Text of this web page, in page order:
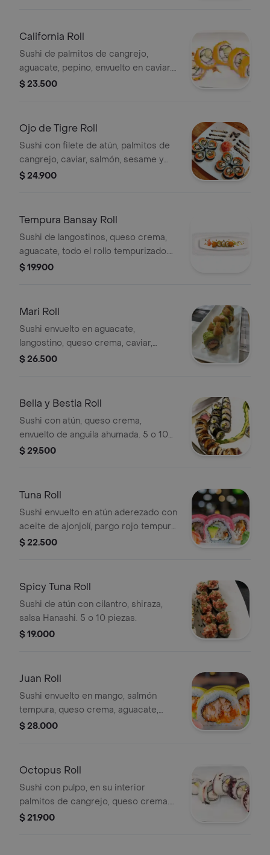
California Roll
Sushi de palmitos de cangrejo,
aguacate, pepino, envuelto en caviar.
5 o 10 piezas.
$ 23.500
Ojo de Tigre Roll
Sushi con filete de atún, palmitos de
cangrejo, caviar, salmón, sesame y
aderezado en salsa Hanashi. 5 o 10
$ 24.900
Tempura Bansay Roll
Sushi de langostinos, queso crema,
aguacate, todo el rollo tempurizado.
Por 5 o 10 piezas.
$ 19.900
Mari Roll
Sushi envuelto en aguacate,
langostino, queso crema, caviar,
mango. Por 5 o 10 piezas.
$ 26.500
Bella y Bestia Roll
Sushi con atún, queso crema,
envuelto de anguila ahumada. 5 o 10
piezas.
$ 29.500
Tuna Roll
Sushi envuelto en atún aderezado con
aceite de ajonjolí, pargo rojo tempura,
queso crema, aguacate. 5 o 10 piezas.
$ 22.500
Spicy Tuna Roll
Sushi de atún con cilantro, shiraza,
salsa Hanashi. 5 o 10 piezas.
$ 19.000
Juan Roll
Sushi envuelto en mango, salmón
tempura, queso crema, aguacate,
caviar. 5 o 10 piezas.
$ 28.000
Octopus Roll
Sushi con pulpo, en su interior
palmitos de cangrejo, queso crema.
Por 5 o 10 piezas.
$ 21.900